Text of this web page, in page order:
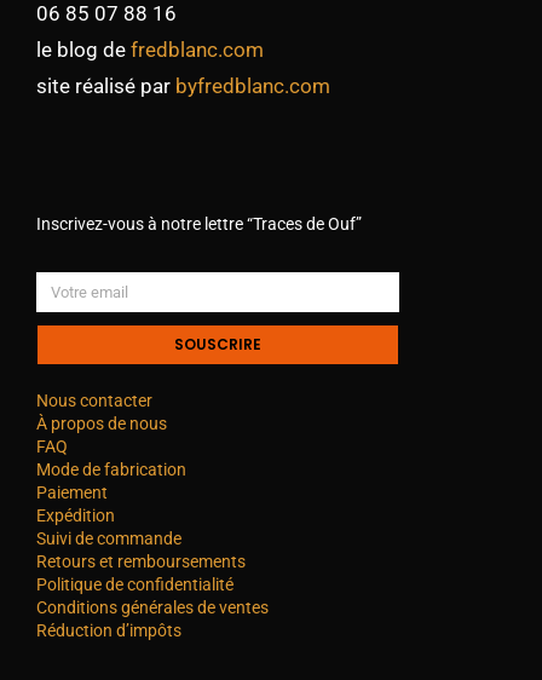
06 85 07 88 16
le blog de fredblanc.com
site réalisé par byfredblanc.com
Inscrivez-vous à notre lettre “Traces de Ouf”
SOUSCRIRE
Nous contacter
À propos de nous
FAQ
Mode de fabrication
Paiement
Expédition
Suivi de commande
Retours et remboursements
Politique de confidentialité
Conditions générales de ventes
Réduction d’impôts